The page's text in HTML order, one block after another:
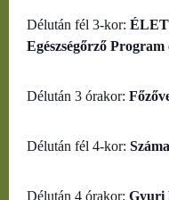
Délután fél 3-kor:
Egészségőrző Program
Délután 3 órakor:
Délután fél 4-kor:
Délután 4 órakor: Gyuri